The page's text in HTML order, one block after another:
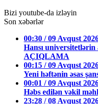
Bizi youtube-da izləyin
Son xəbərlər
00:30 / 09 Avqust
Hansı universitetlərin
AÇIQLAMA
00:15 / 09 Avqust
Yeni həftənin əsas
00:01 / 09 Avqust
Həbs edilən vəkil
23:28 / 08 Avqust